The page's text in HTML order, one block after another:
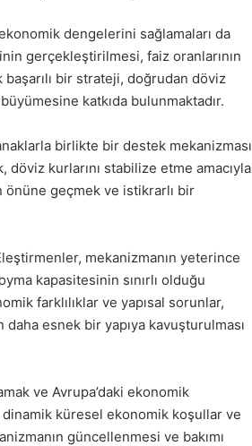
dengelerini sağlamaları da
gerçekleştirilmesi, faiz oranlarının
bir strateji, doğrudan döviz
katkıda bulunmaktadır.
birlikte bir destek mekanizması
kurlarını stabilize etme amacıyla
önüne geçmek ve istikrarlı bir
mekanizmanın yeterince
kapasitesinin sınırlı olduğu
farklılıklar ve yapısal sorunlar,
esnek bir yapıya kavuşturulması
ve Avrupa’daki ekonomik
küresel ekonomik koşullar ve
güncellenmesi ve bakımı